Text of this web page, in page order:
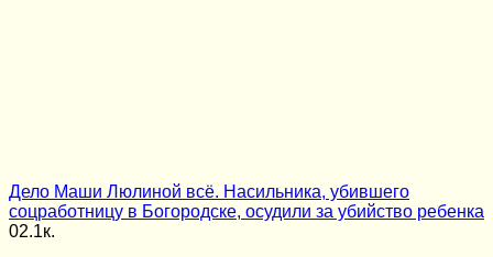
Дело Маши Люлиной всё. Насильника, убившего
соцработницу в Богородске, осудили за убийство ребенка
02.1к.